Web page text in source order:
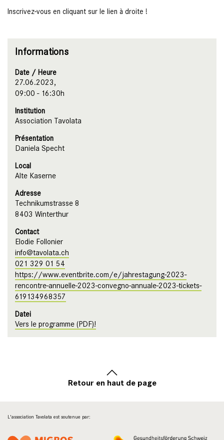
Inscrivez-vous en cliquant sur le lien à droite !
Informations
Date / Heure
27.06.2023,
09:00 - 16:30h
Institution
Association Tavolata
Présentation
Daniela Specht
Local
Alte Kaserne
Adresse
Technikumstrasse 8
8403 Winterthur
Contact
Elodie Follonier
info@tavolata.ch
021 329 01 54
https://www.eventbrite.com/e/jahrestagung-2023-
rencontre-annuelle-2023-convegno-annuale-2023-tickets-
619134968357
Datei
Vers le programme (PDF)!
Retour en haut de page
L'association Tavolata est soutenue par: